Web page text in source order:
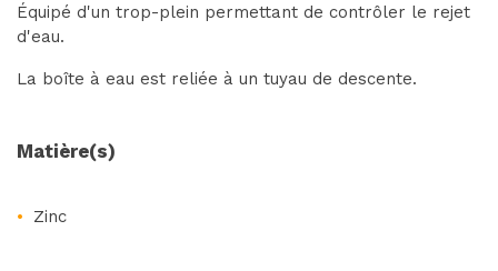
Équipé d'un trop-plein permettant de contrôler le rejet
d'eau.
La boîte à eau est reliée à un tuyau de descente.
Matière(s)
Zinc